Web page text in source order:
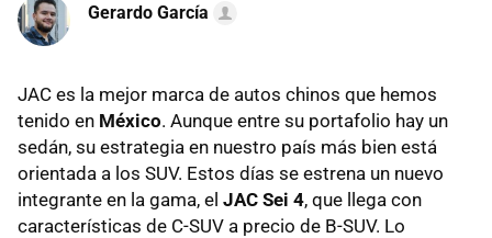
Gerardo García
JAC es la mejor marca de autos chinos que hemos
tenido en México. Aunque entre su portafolio hay un
sedán, su estrategia en nuestro país más bien está
orientada a los SUV. Estos días se estrena un nuevo
integrante en la gama, el JAC Sei 4, que llega con
características de C-SUV a precio de B-SUV. Lo